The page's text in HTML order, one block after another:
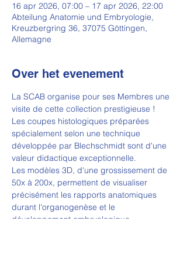
16 apr 2026, 07:00 – 17 apr 2026, 22:00
Abteilung Anatomie und Embryologie,
Kreuzbergring 36, 37075 Göttingen,
Allemagne
Over het evenement
La SCAB organise pour ses Membres une
visite de cette collection prestigieuse !
Les coupes histologiques préparées
spécialement selon une technique
développée par Blechschmidt sont d'une
valeur didactique exceptionnelle.
Les modèles 3D, d'une grossissement de
50x à 200x, permettent de visualiser
précisément les rapports anatomiques
durant l'organogenèse et le
développement embryologique.